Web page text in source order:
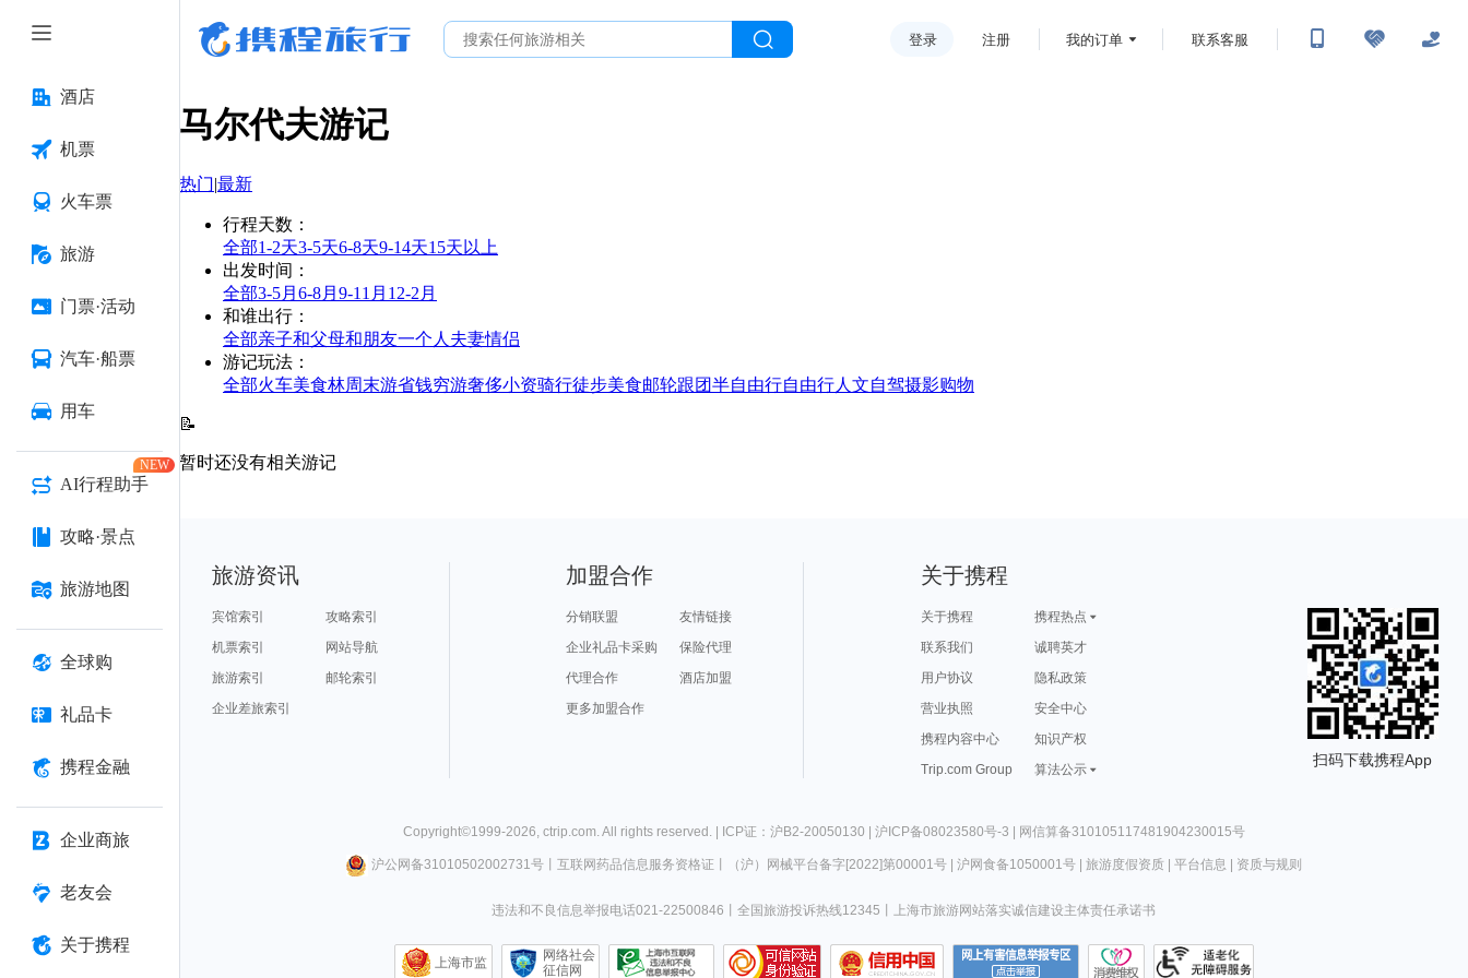
酒店
机票
火车票
旅游
门票·活动
汽车·船票
用车
AI行程助手
NEW
攻略·景点
旅游地图
全球购
礼品卡
携程金融
企业商旅
老友会
关于携程
登录 注册 我的订单 联系客服
马尔代夫游记
热门|最新
行程天数 ：
全部1-2天3-5天6-8天9-14天15天以上
出发时间 ：
全部3-5月 6-8月 9-11月 12-2月
和谁出行 ：
全部亲子和父母和朋友一个人 夫妻情侣
游记玩法 ：
全部火车美食林周末游省钱穷游奢侈小资骑行徒步美食邮轮跟团半自由行自由行人文自驾摄影购物
📝
暂时还没有相关游记
旅游资讯
宾馆索引
攻略索引
机票索引
网站导航
旅游索引
邮轮索引
企业差旅索引
加盟合作
分销联盟
友情链接
企业礼品卡采购
保险代理
代理合作
酒店加盟
更多加盟合作
关于携程
关于携程
携程热点
联系我们
诚聘英才
用户协议
隐私政策
营业执照
安全中心
携程内容中心
知识产权
Trip.com Group
算法公示
扫码下载携程App
Copyright©1999-2026, ctrip.com. All rights reserved. | ICP证：沪B2-20050130 | 沪ICP备08023580号-3 | 网信算备310105117481904230015号
沪公网备31010502002731号丨 互联网药品信息服务资格证 （沪）网械平台备字[2022]第00001号| 沪网食备1050001号| 旅游度假资质| 平台信息 资质与规则
违法和不良信息举报电话021-22500846 全国旅游投诉热线12345 上海市旅游网站落实诚信建设主体责任承诺书
上海市监
网络社会
征信网